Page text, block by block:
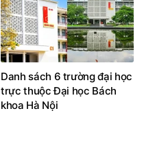
Danh sách 6 trường đại học
trực thuộc Đại học Bách
khoa Hà Nội